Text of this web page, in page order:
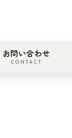
お問い合わせ
CONTACT